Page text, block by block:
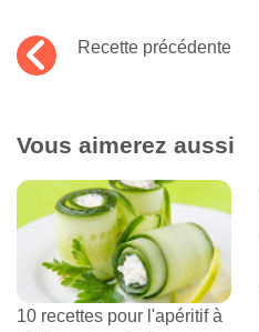
Recette précédente
Vous aimerez aussi
10 recettes pour l'apéritif à